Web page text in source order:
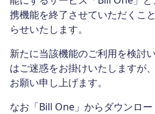
携機能を終了させていただくこ
らせいたします。
新たに当該機能のご利用を検討
はご迷惑をお掛けいたしますが
お願い申し上げます。
なお「Bill One」からダウンロー